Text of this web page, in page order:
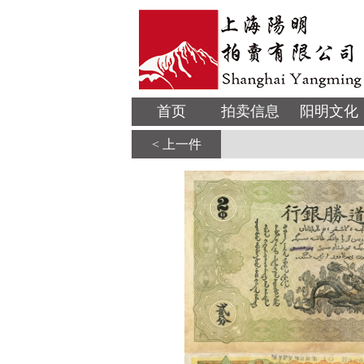
首页 拍卖信息 阳明文化
< 上一件